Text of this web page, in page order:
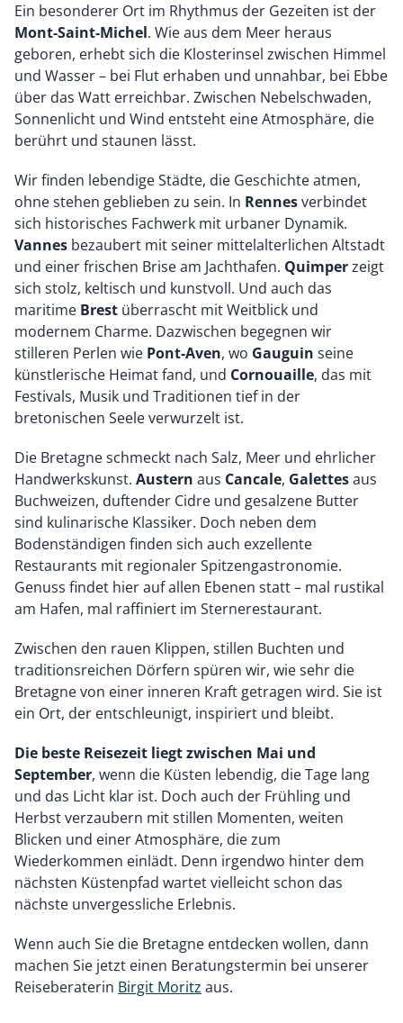
Ein besonderer Ort im Rhythmus der Gezeiten ist der
Mont-Saint-Michel. Wie aus dem Meer heraus
geboren, erhebt sich die Klosterinsel zwischen Himmel
und Wasser – bei Flut erhaben und unnahbar, bei Ebbe
über das Watt erreichbar. Zwischen Nebelschwaden,
Sonnenlicht und Wind entsteht eine Atmosphäre, die
berührt und staunen lässt.
Wir finden lebendige Städte, die Geschichte atmen,
ohne stehen geblieben zu sein. In Rennesverbindet
sich historisches Fachwerk mit urbaner Dynamik.
Vannes bezaubert mit seiner mittelalterlichen Altstadt
und einer frischen Brise am Jachthafen. Quimperzeigt
sich stolz, keltisch und kunstvoll. Und auch das
maritime Brest überrascht mit Weitblick und
modernem Charme. Dazwischen begegnen wir
stilleren Perlen wie Pont-Aven, wo Gauguin seine
künstlerische Heimat fand, und Cornouaille, das mit
Festivals, Musik und Traditionen tief in der
bretonischen Seele verwurzelt ist.
Die Bretagne schmeckt nach Salz, Meer und ehrlicher
Handwerkskunst. Austern aus Cancale, Galettesaus
Buchweizen, duftender Cidre und gesalzene Butter
sind kulinarische Klassiker. Doch neben dem
Bodenständigen finden sich auch exzellente
Restaurants mit regionaler Spitzengastronomie.
Genuss findet hier auf allen Ebenen statt – mal rustikal
am Hafen, mal raffiniert im Sternerestaurant.
Zwischen den rauen Klippen, stillen Buchten und
traditionsreichen Dörfern spüren wir, wie sehr die
Bretagne von einer inneren Kraft getragen wird. Sie ist
ein Ort, der entschleunigt, inspiriert und bleibt.
Die beste Reisezeit liegt zwischen Mai und
September, wenn die Küsten lebendig, die Tage lang
und das Licht klar ist. Doch auch der Frühling und
Herbst verzaubern mit stillen Momenten, weiten
Blicken und einer Atmosphäre, die zum
Wiederkommen einlädt. Denn irgendwo hinter dem
nächsten Küstenpfad wartet vielleicht schon das
nächste unvergessliche Erlebnis.
Wenn auch Sie die Bretagne entdecken wollen, dann
machen Sie jetzt einen Beratungstermin bei unserer
Reiseberaterin Birgit Moritz aus.